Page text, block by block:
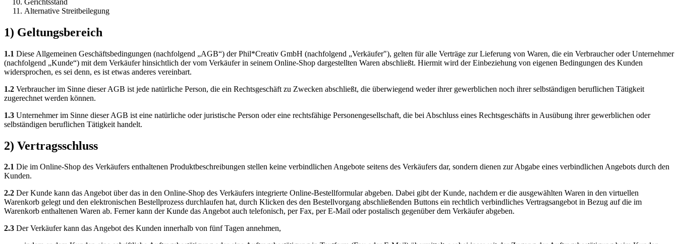
Alternative Streitbeilegung
1) Geltungsbereich
1.1 Diese Allgemeinen Geschäftsbedingungen (nachfolgend „AGB“) der Phil*Creativ GmbH (nachfolgend „Verkäufer"), gelten für alle Verträge zur Lieferung von Waren, die ein Verbraucher oder Unternehmer
(nachfolgend „Kunde“) mit dem Verkäufer hinsichtlich der vom Verkäufer in seinem Online-Shop dargestellten Waren abschließt. Hiermit wird der Einbeziehung von eigenen Bedingungen des Kunden
widersprochen, es sei denn, es ist etwas anderes vereinbart.
1.2 Verbraucher im Sinne dieser AGB ist jede natürliche Person, die ein Rechtsgeschäft zu Zwecken abschließt, die überwiegend weder ihrer gewerblichen noch ihrer selbständigen beruflichen Tätigkeit
zugerechnet werden können.
1.3 Unternehmer im Sinne dieser AGB ist eine natürliche oder juristische Person oder eine rechtsfähige Personengesellschaft, die bei Abschluss eines Rechtsgeschäfts in Ausübung ihrer gewerblichen oder
selbständigen beruflichen Tätigkeit handelt.
2) Vertragsschluss
2.1 Die im Online-Shop des Verkäufers enthaltenen Produktbeschreibungen stellen keine verbindlichen Angebote seitens des Verkäufers dar, sondern dienen zur Abgabe eines verbindlichen Angebots durch den
Kunden.
2.2 Der Kunde kann das Angebot über das in den Online-Shop des Verkäufers integrierte Online-Bestellformular abgeben. Dabei gibt der Kunde, nachdem er die ausgewählten Waren in den virtuellen
Warenkorb gelegt und den elektronischen Bestellprozess durchlaufen hat, durch Klicken des den Bestellvorgang abschließenden Buttons ein rechtlich verbindliches Vertragsangebot in Bezug auf die im
Warenkorb enthaltenen Waren ab. Ferner kann der Kunde das Angebot auch telefonisch, per Fax, per E-Mail oder postalisch gegenüber dem Verkäufer abgeben.
2.3 Der Verkäufer kann das Angebot des Kunden innerhalb von fünf Tagen annehmen,